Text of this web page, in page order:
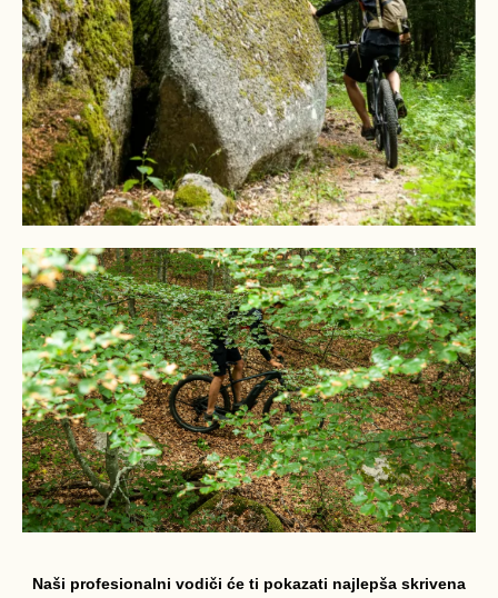
Naši profesionalni vodiči će ti pokazati najlepša skrivena